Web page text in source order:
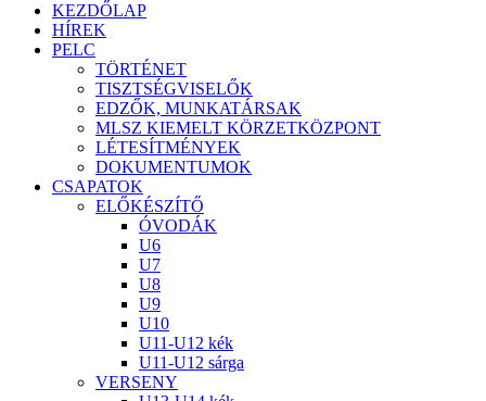
KEZDŐLAP
HÍREK
PELC
TÖRTÉNET
TISZTSÉGVISELŐK
EDZŐK, MUNKATÁRSAK
MLSZ KIEMELT KÖRZETKÖZPONT
LÉTESÍTMÉNYEK
DOKUMENTUMOK
CSAPATOK
ELŐKÉSZÍTŐ
ÓVODÁK
U6
U7
U8
U9
U10
U11-U12 kék
U11-U12 sárga
VERSENY